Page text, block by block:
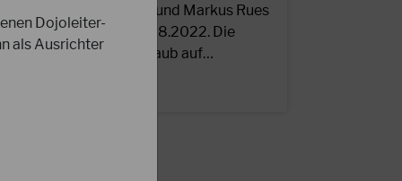
Christin und Markus Rues
ihrer Hochzeit am 28.08.2022. Die
fand in ihrem Urlaub auf…
Dojoleiter-
als Ausrichter